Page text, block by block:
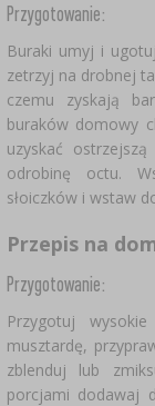
Przygotowanie:
Buraki umyj i
zetrzyj na drobnej
czemu zyskają
buraków domowy
uzyskać
odrobinę octu.
słoiczków i wstaw
Przepis na
Przygotowanie:
Przygotuj
musztardę,
zblenduj lub
porcjami dodawaj